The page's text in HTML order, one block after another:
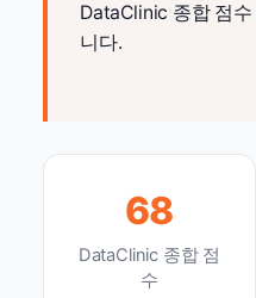
DataClinic 종합 점수
니다.
68
DataClinic 종합 점
수